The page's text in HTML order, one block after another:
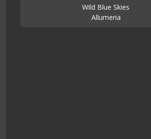
Wild Blue Skies
Allumeria